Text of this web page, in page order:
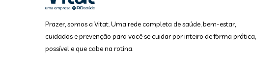
Prazer, somos a Vitat. Uma rede completa de saúde, bem-estar,
cuidados e prevenção para você se cuidar por inteiro de forma prática,
possível e que cabe na rotina.